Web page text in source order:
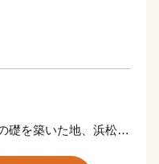
礎を築いた地、浜松。